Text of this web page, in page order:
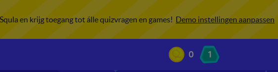
en krijg toegang tot álle quizvragen en games! Demo instellingen aanpassen
0 1